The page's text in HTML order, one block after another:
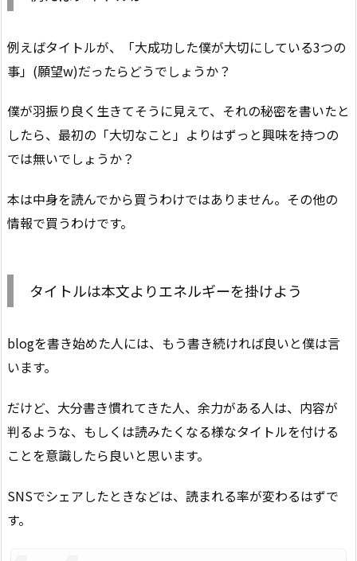
例えばタイトルが、「大成功した僕が大切にしている3つの
事」(願望w)だったらどうでしょうか？
僕が羽振り良く生きてそうに見えて、それの秘密を書いたと
したら、最初の「大切なこと」よりはずっと興味を持つの
では無いでしょうか？
本は中身を読んでから買うわけではありません。その他の
情報で買うわけです。
タイトルは本文よりエネルギーを掛けよう
blogを書き始めた人には、もう書き続ければ良いと僕は言
います。
だけど、大分書き慣れてきた人、余力がある人は、内容が
判るような、もしくは読みたくなる様なタイトルを付ける
ことを意識したら良いと思います。
SNSでシェアしたときなどは、読まれる率が変わるはずで
す。